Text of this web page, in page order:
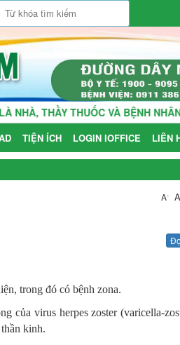
THUỐC VÀ BỆNH NHÂN LÀ
TIỆN ÍCH LOGIN IOFFICE LIÊN
A- A
trong đó có bệnh zona.
của virus herpes zoster (varicella-
kinh.